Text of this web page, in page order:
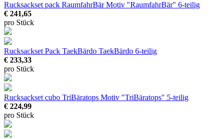
Rucksackset pack RaumfahrBärMotiv "RaumfahrBär" 6-teilig
€ 241,65
pro Stück
Rucksackset Pack TaekBärdo TaekBärdo 6-teilig
€ 233,33
pro Stück
Rucksackset cubo TriBäratops Motiv "TriBäratops" 5-teilig
€ 224,99
pro Stück